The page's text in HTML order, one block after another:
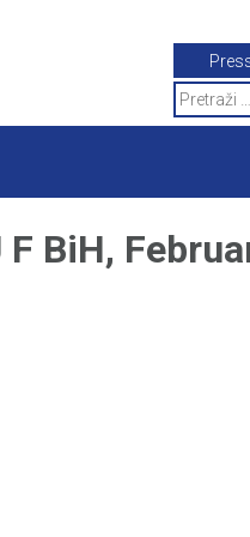
F BiH,